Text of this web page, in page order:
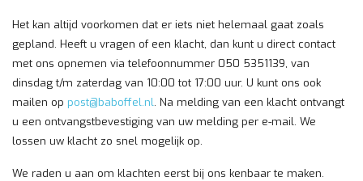
Het kan altijd voorkomen dat er iets niet helemaal gaat zoals
gepland. Heeft u vragen of een klacht, dan kunt u direct contact
met ons opnemen via telefoonnummer 050 5351139, van
dinsdag t/m zaterdag van 10:00 tot 17:00 uur. U kunt ons ook
mailen op post@baboffel.nl. Na melding van een klacht ontvangt
u een ontvangstbevestiging van uw melding per e-mail. We
lossen uw klacht zo snel mogelijk op.
We raden u aan om klachten eerst bij ons kenbaar te maken.